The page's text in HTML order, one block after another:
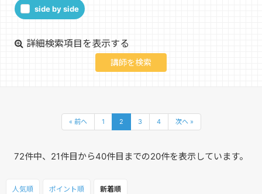
side by side
詳細検索項目を表示する
« 前へ 1 2 3 4 次へ »
72件中、21件目から40件目までの20件を表示しています。
人気順 ポイント順 新着順